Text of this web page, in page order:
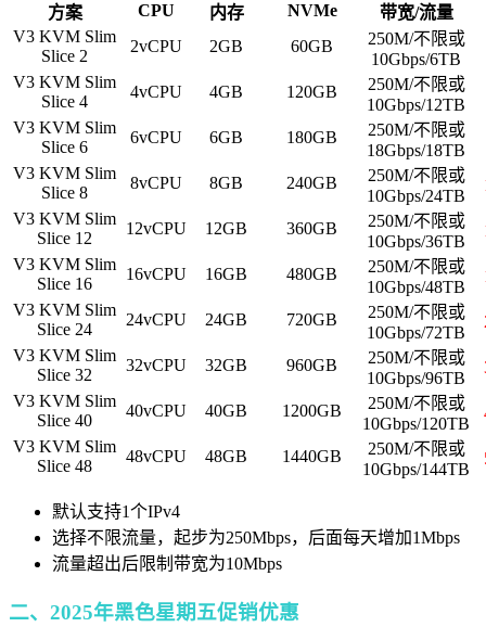
方案 CPU 内存 NVMe 带宽/流量
V3 KVM Slim
Slice 2
2vCPU 2GB 60GB
250M/不限或
10Gbps/6TB
V3 KVM Slim
Slice 4
4vCPU 4GB 120GB
250M/不限或
10Gbps/12TB
V3 KVM Slim
Slice 6
6vCPU 6GB 180GB
250M/不限或
18Gbps/18TB
V3 KVM Slim
Slice 8
8vCPU 8GB 240GB
250M/不限或
10Gbps/24TB
V3 KVM Slim
Slice 12
12vCPU 12GB 360GB
250M/不限或
10Gbps/36TB
V3 KVM Slim
Slice 16
16vCPU 16GB 480GB
250M/不限或
10Gbps/48TB
V3 KVM Slim
Slice 24
24vCPU 24GB 720GB
250M/不限或
10Gbps/72TB
V3 KVM Slim
Slice 32
32vCPU 32GB 960GB
250M/不限或
10Gbps/96TB
V3 KVM Slim
Slice 40
40vCPU 40GB 1200GB
250M/不限或
10Gbps/120TB
V3 KVM Slim
Slice 48
48vCPU 48GB 1440GB
250M/不限或
10Gbps/144TB
默认支持1个IPv4
选择不限流量，起步为250Mbps，后面每天增加1Mbps
流量超出后限制带宽为10Mbps
二、2025年黑色星期五促销优惠